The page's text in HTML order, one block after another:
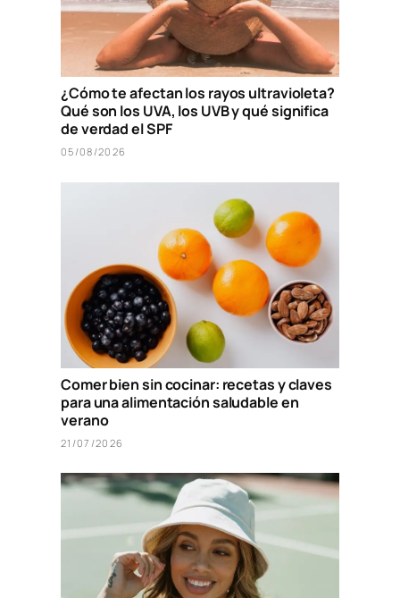
¿Cómo te afectan los rayos ultravioleta?
Qué son los UVA, los UVB y qué significa
de verdad el SPF
05/08/2026
Comer bien sin cocinar: recetas y claves
para una alimentación saludable en
verano
21/07/2026